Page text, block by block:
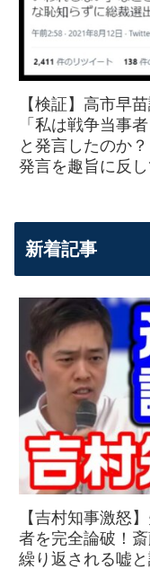
【検証】高市早
「私は戦争当事
と発言したのか
発言を趣旨に反
新着記事
【吉村知事激怒
者を完全論破！
繰り返される嘘